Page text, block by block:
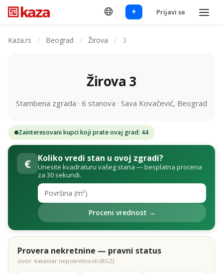
+ Prijavi se
Kaza.rs / Beograd / Žirova / 3
Žirova 3
Stambena zgrada · 6 stanova · Sava Kovačević, Beograd
Zainteresovani kupci koji prate ovaj grad: 44
€ Koliko vredi stan u ovoj zgradi?
Unesite kvadraturu vašeg stana — besplatna procena
za 30 sekundi.
Proceni vrednost →
Provera nekretnine — pravni status
izvor: katastar nepokretnosti (RGZ)